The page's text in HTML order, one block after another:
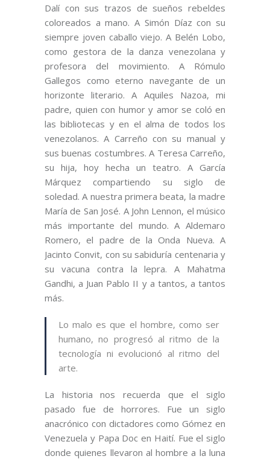
Dalí con sus trazos de sueños rebeldes
coloreados a mano. A Simón Díaz con su
siempre joven caballo viejo. A Belén Lobo,
como gestora de la danza venezolana y
profesora del movimiento. A Rómulo
Gallegos como eterno navegante de un
horizonte literario. A Aquiles Nazoa, mi
padre, quien con humor y amor se coló en
las bibliotecas y en el alma de todos los
venezolanos. A Carreño con su manual y
sus buenas costumbres. A Teresa Carreño,
su hija, hoy hecha un teatro. A García
Márquez compartiendo su siglo de
soledad. A nuestra primera beata, la madre
María de San José. A John Lennon, el músico
más importante del mundo. A Aldemaro
Romero, el padre de la Onda Nueva. A
Jacinto Convit, con su sabiduría centenaria y
su vacuna contra la lepra. A Mahatma
Gandhi, a Juan Pablo II y a tantos, a tantos
más.
Lo malo es que el hombre, como ser
humano, no progresó al ritmo de la
tecnología ni evolucionó al ritmo del
arte.
La historia nos recuerda que el siglo
pasado fue de horrores. Fue un siglo
anacrónico con dictadores como Gómez en
Venezuela y Papa Doc en Haití. Fue el siglo
donde quienes llevaron al hombre a la luna